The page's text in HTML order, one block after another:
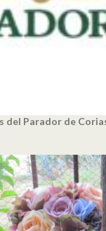
del Parador de